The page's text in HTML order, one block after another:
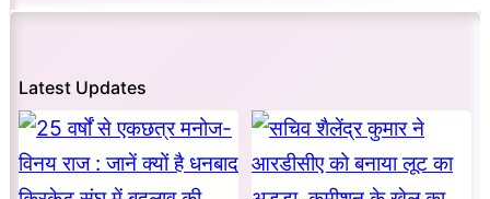
Latest Updates